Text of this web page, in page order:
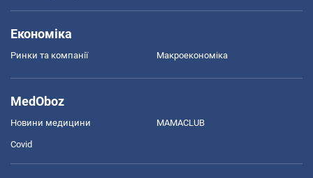
Економіка
Ринки та компанії Макроекономіка
MedOboz
Новини медицини MAMACLUB
Covid